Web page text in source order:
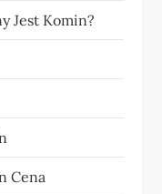
Jest Komin?
Cena